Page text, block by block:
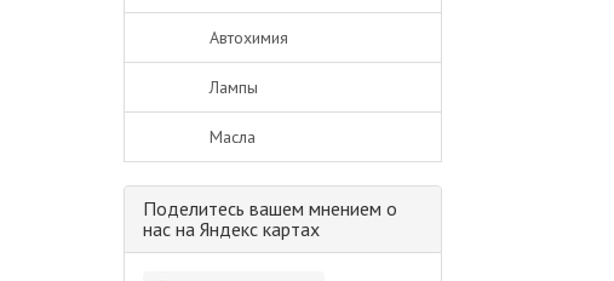
Автохимия
Лампы
Масла
Поделитесь вашем мнением о
нас на Яндекс картах